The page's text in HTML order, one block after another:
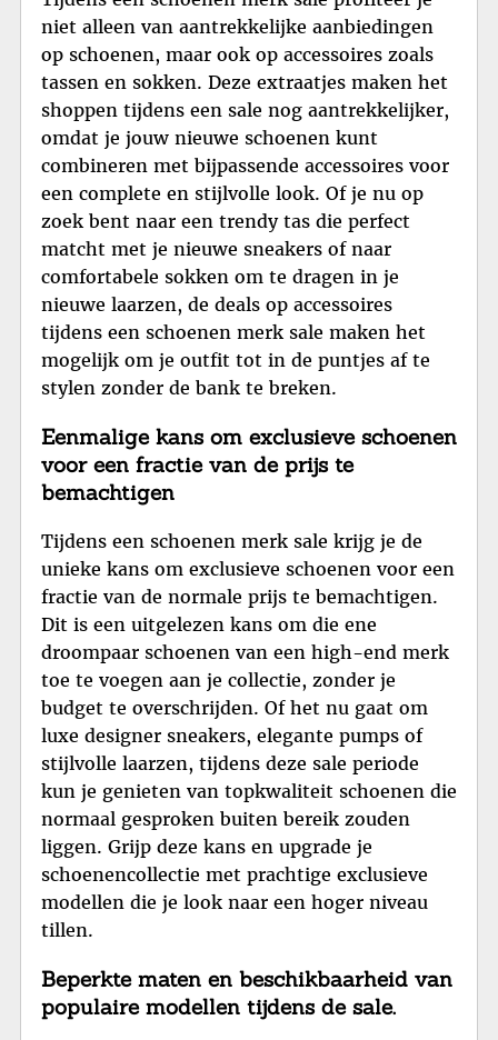
niet alleen van aantrekkelijke aanbiedingen
op schoenen, maar ook op accessoires zoals
tassen en sokken. Deze extraatjes maken het
shoppen tijdens een sale nog aantrekkelijker,
omdat je jouw nieuwe schoenen kunt
combineren met bijpassende accessoires voor
een complete en stijlvolle look. Of je nu op
zoek bent naar een trendy tas die perfect
matcht met je nieuwe sneakers of naar
comfortabele sokken om te dragen in je
nieuwe laarzen, de deals op accessoires
tijdens een schoenen merk sale maken het
mogelijk om je outfit tot in de puntjes af te
stylen zonder de bank te breken.
Eenmalige kans om exclusieve schoenen
voor een fractie van de prijs te
bemachtigen
Tijdens een schoenen merk sale krijg je de
unieke kans om exclusieve schoenen voor een
fractie van de normale prijs te bemachtigen.
Dit is een uitgelezen kans om die ene
droompaar schoenen van een high-end merk
toe te voegen aan je collectie, zonder je
budget te overschrijden. Of het nu gaat om
luxe designer sneakers, elegante pumps of
stijlvolle laarzen, tijdens deze sale periode
kun je genieten van topkwaliteit schoenen die
normaal gesproken buiten bereik zouden
liggen. Grijp deze kans en upgrade je
schoenencollectie met prachtige exclusieve
modellen die je look naar een hoger niveau
tillen.
Beperkte maten en beschikbaarheid van
populaire modellen tijdens de sale.